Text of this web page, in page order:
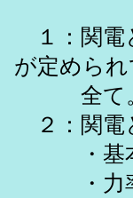
１：関電
が定めら
全て
２：関電
・基本
・力率